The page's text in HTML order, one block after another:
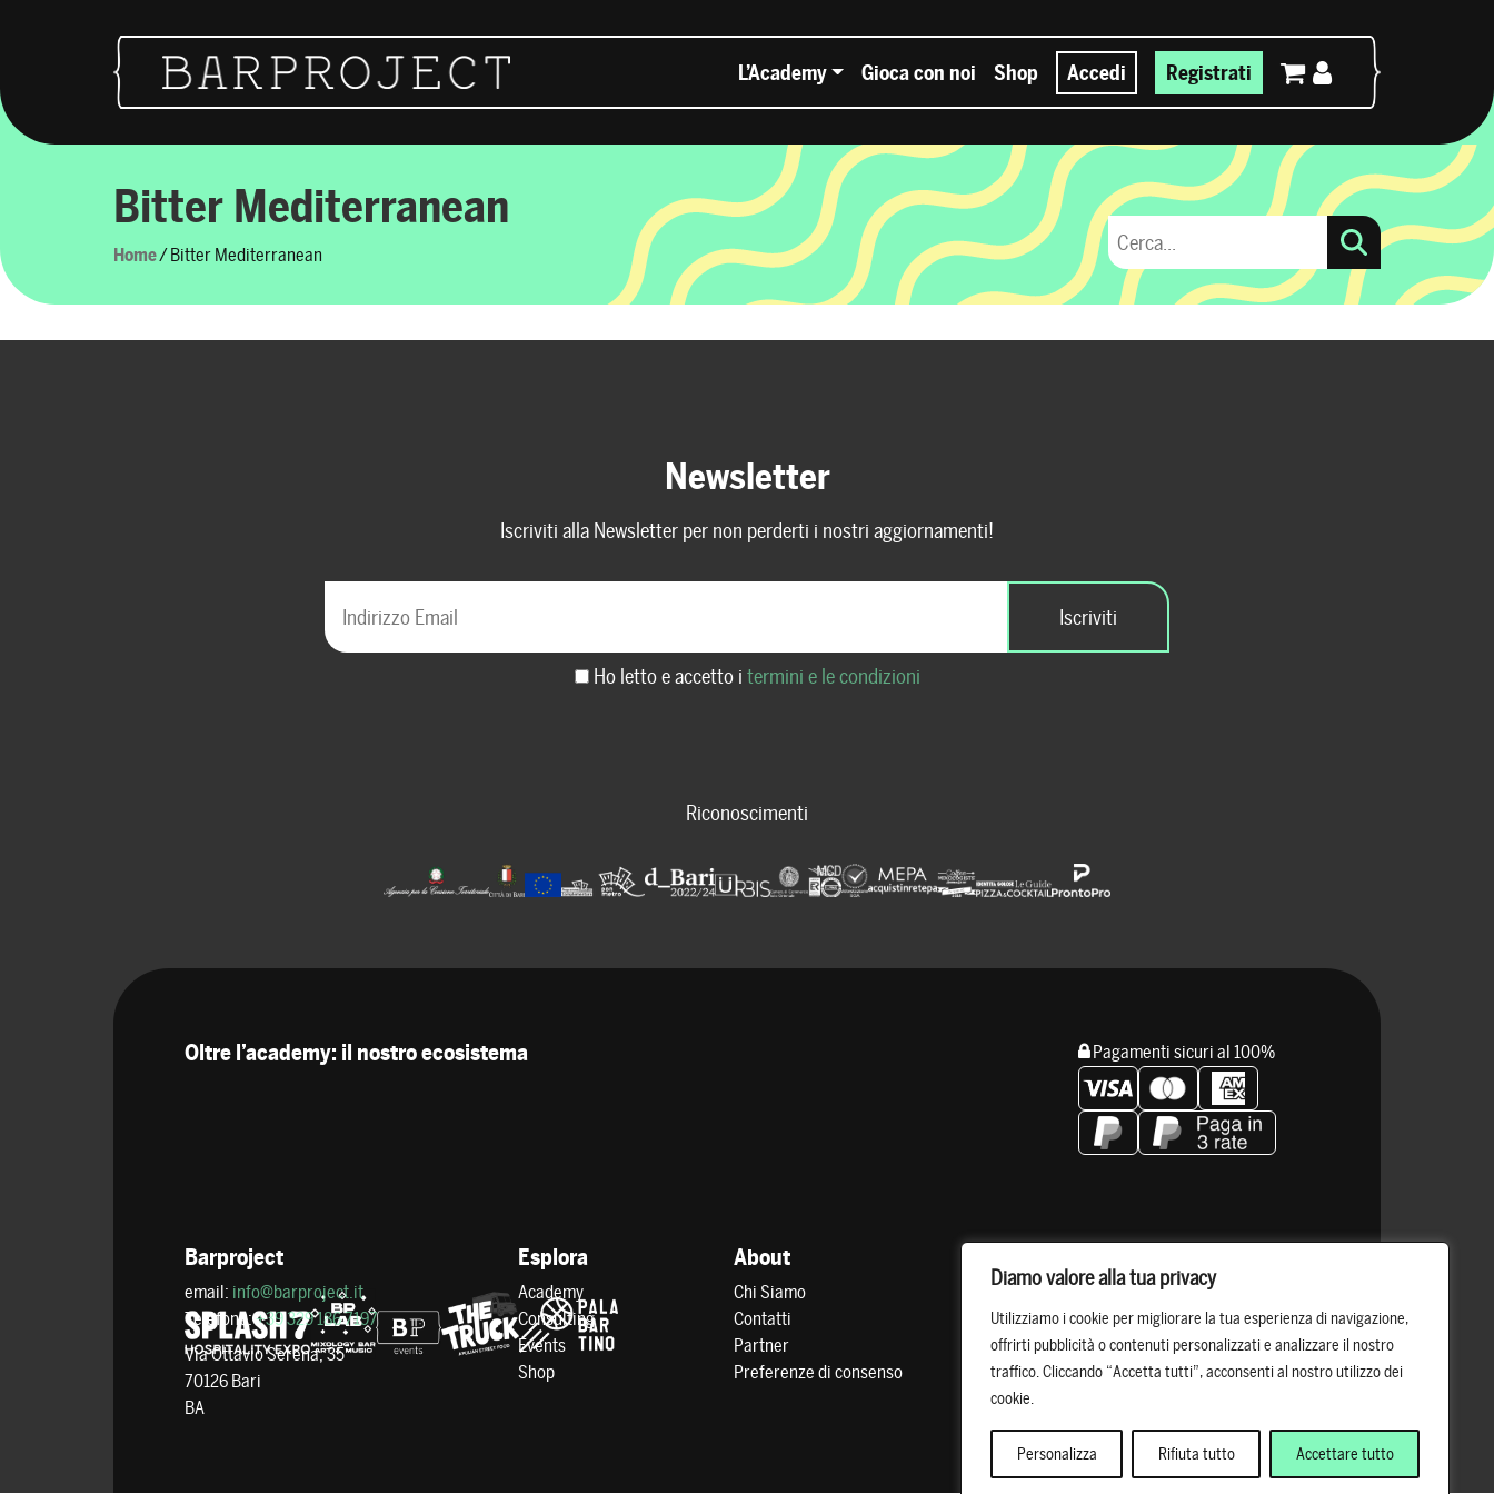
Diamo valore alla tua privacy
Utilizziamo i cookie per migliorare la tua esperienza di navigazione,
offrirti pubblicità o contenuti personalizzati e analizzare il nostro
traffico. Cliccando “Accetta tutti”, acconsenti al nostro utilizzo dei
cookie.
Personalizza Rifiuta tutto Accettare tutto
Navigazione principale L’Academy Gioca con noi Shop Accedi Registrati
Bitter Mediterranean
Home/ Bitter Mediterranean
Newsletter
Iscriviti alla Newsletter per non perderti i nostri aggiornamenti!
Ho letto e accetto i termini e le condizioni
Riconoscimenti
Oltre l’academy: il nostro ecosistema Pagamenti sicuri al 100%
Barproject
email: info@barproject.it
Telefono:+39 329 186 7197
Via Ottavio Serena, 35
70126 Bari
BA
Esplora
Academy
Consulting
Events
Shop
About
Chi Siamo
Contatti
Partner
Preferenze di consenso